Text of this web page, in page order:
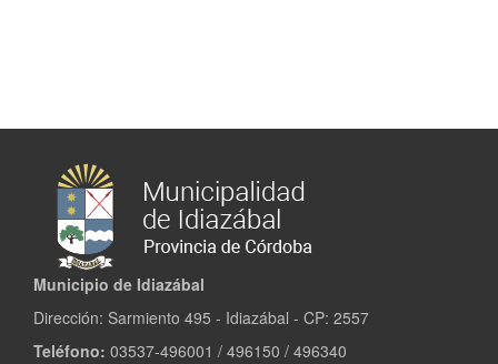
Municipio de Idiazábal
Dirección: Sarmiento 495 - Idiazábal - CP: 2557
Teléfono: 03537-496001 / 496150 / 496340